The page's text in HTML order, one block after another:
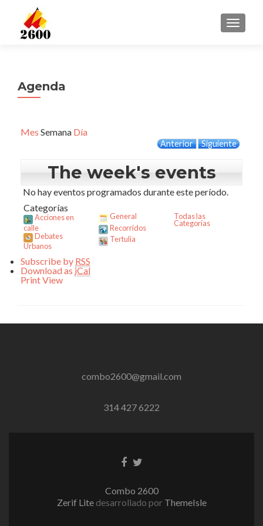
Agenda
Mes Semana Día
Anterior Siguiente
The week's events
No hay eventos programados durante este período.
Categorías
Acciones en
calle
Debates
Urbanos
General
Recorridos
Tertulia
Todas las
Categorías
Subscribe by RSS
Download as iCal
PrintView
combo2600@gmail.com
314 427 6222
EnlaceEnlace
Combo 2600
Zerif Lite desarrollado por ThemeIsle